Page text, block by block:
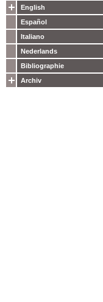
English
Español
Italiano
Nederlands
Bibliographie
Archiv